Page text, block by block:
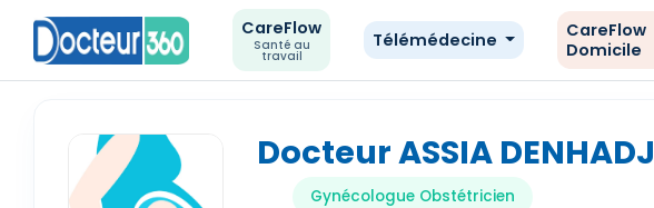
CareFlow
Santé au
travail
Télémédecine
CareFlow
Domicile
Docteur ASSIA DENHADJ
Gynécologue Obstétricien